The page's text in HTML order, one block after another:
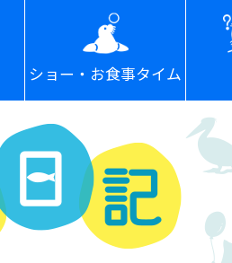
ショー・お食事タイム